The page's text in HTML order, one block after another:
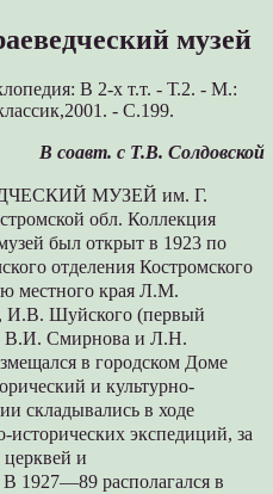
музей
В 2-х т.т. - Т.2. - М.:
- С.199.
В соавт. с Т.В. Солдовской
МУЗЕЙ им. Г.
обл. Коллекция
был открыт в 1923 по
отделения Костромского
местного края Л.М.
И.В. Шуйского (первый
В.И. Смирнова и Л.Н.
в городском Доме
и культурно-
складывались в ходе
исторических экспедиций, за
и
1927—89 располагался в